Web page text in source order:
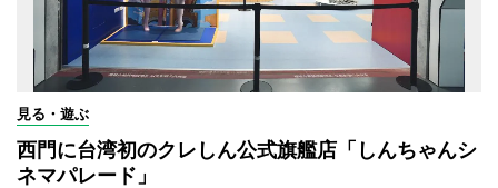
見る・遊ぶ
西門に台湾初のクレしん公式旗艦店「しんちゃんシ
ネマパレード」